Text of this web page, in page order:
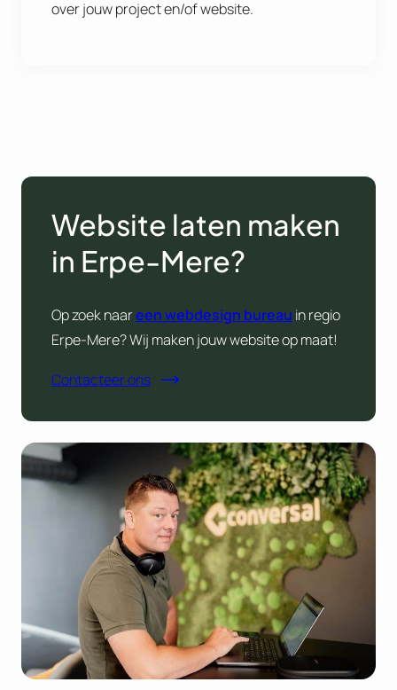
over jouw project en/of website.
Website laten maken
in Erpe-Mere?
Op zoek naareen webdesign bureau in regio
Erpe-Mere? Wij maken jouw website op maat!
Contacteer ons